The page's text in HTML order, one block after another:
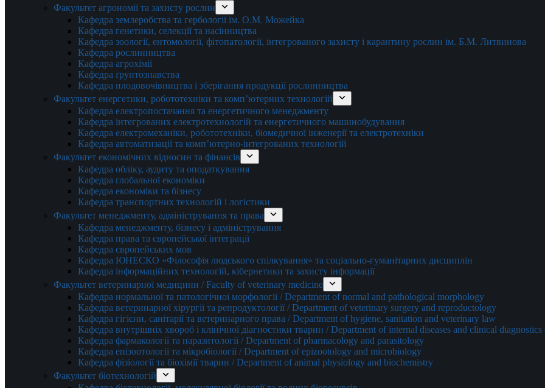
Факультет агрономії та захисту рослин
Кафедра землеробства та гербології ім. О.М. Можейка
Кафедра генетики, селекції та насінництва
Кафедра зоології, ентомології, фітопатології, інтегрованого захисту і карантину рослин ім. Б.М. Литвинова
Кафедра рослинництва
Кафедра агрохімії
Кафедра ґрунтознавства
Кафедра плодовочівництва і зберігання продукції рослинництва
Факультет енергетики, робототехніки та комп’ютерних технологій
Кафедра електропостачання та енергетичного менеджменту
Кафедра інтегрованих електротехнологій та енергетичного машинобудування
Кафедра електромеханіки, робототехніки, біомедичної інженерії та електротехніки
Кафедра автоматизації та комп’ютерно-інтегрованих технологій
Факультет економічних відносин та фінансів
Кафедра обліку, аудиту та оподаткування
Кафедра глобальної економіки
Кафедра економіки та бізнесу
Кафедра транспортних технологій і логістики
Факультет менеджменту, адміністрування та права
Кафедра менеджменту, бізнесу і адміністрування
Кафедра права та європейської інтеграції
Кафедра європейських мов
Кафедра ЮНЕСКО «Філософія людського спілкування» та соціально-гуманітарних дисциплін
Кафедра інформаційних технологій, кібернетики та захисту інформації
Факультет ветеринарної медицини / Faculty of veterinary medicine
Кафедра нормальної та патологічної морфології / Department of normal and pathological morphology
Кафедра ветеринарної хірургії та репродуктології / Department of veterinary surgery and reproductology
Кафедра гігієни, санітарії та ветеринарного права / Department of hygiene, sanitation and veterinary law
Кафедра внутрішніх хвороб і клінічної діагностики тварин / Department of internal diseases and clinical
Кафедра фармакології та паразитології / Department of pharmacology and parasitology
Кафедра епізоотології та мікробіології / Department of epizootology and microbiology
Кафедра фізіології та біохімії тварин / Department of animal physiology and biochemistry
Факультет біотехнологій